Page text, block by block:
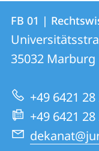
Kontakt
und
zur
Website
FB
01
|
FB 01 |
35032 Marburg
+49 6421 28
+49 6421 28